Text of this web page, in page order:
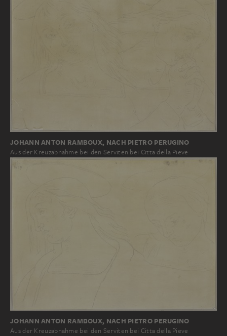
JOHANN ANTON RAMBOUX, NACH PIETRO PERUGINO
Aus der Kreuzabnahme bei den Serviten bei Citta della Pieve
JOHANN ANTON RAMBOUX, NACH PIETRO PERUGINO
Aus der Kreuzabnahme bei den Serviten bei Citta della Pieve